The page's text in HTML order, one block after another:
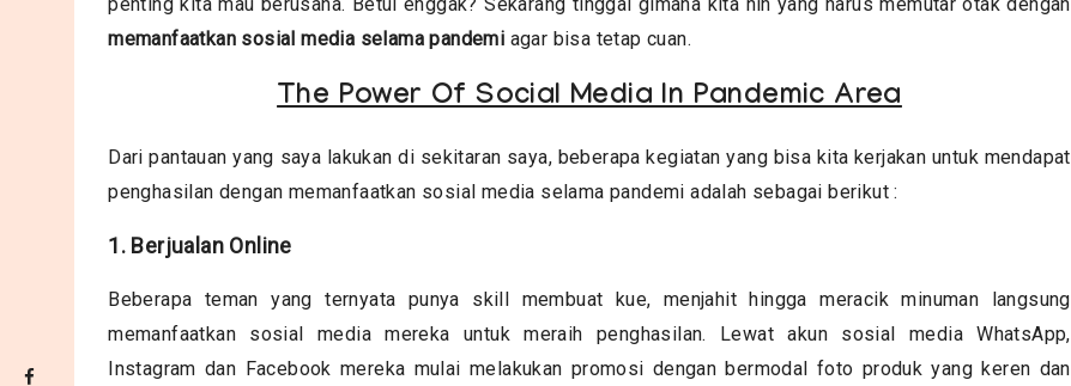
memanfaatkan sosial media selama pandemi agar bisa tetap cuan.
The Power Of Social Media In Pandemic Area
Dari pantauan yang saya lakukan di sekitaran saya, beberapa kegiatan yang bisa kita kerjakan untuk mendapat
penghasilan dengan memanfaatkan sosial media selama pandemi adalah sebagai berikut :
1. Berjualan Online
Beberapa teman yang ternyata punya skill membuat kue, menjahit hingga meracik minuman langsung
memanfaatkan sosial media mereka untuk meraih penghasilan. Lewat akun sosial media WhatsApp,
Instagram dan Facebook mereka mulai melakukan promosi dengan bermodal foto produk yang keren dan